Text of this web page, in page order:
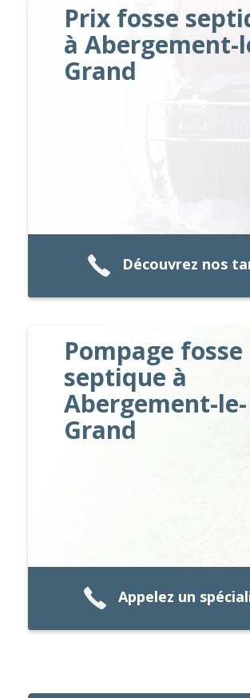
Prix fosse
à Abergement-
Grand
Découvrez nos
Pompage fosse
septique à
Abergement-le-
Grand
Appelez un